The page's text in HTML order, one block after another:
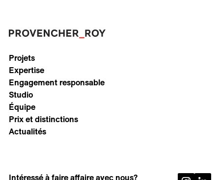
Projets
Expertise
Engagement responsable
Studio
Équipe
Prix et distinctions
Actualités
Intéressé à faire affaire avec nous?